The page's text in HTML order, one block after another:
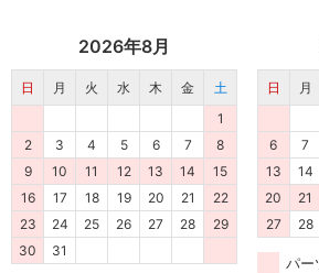
2026年8月
日 月 火 水 木 金
土
1
2
3 4 5 6 7
8
9
10 11 12 13 14
15
16
17 18 19 20 21
22
23
24 25 26 27 28
29
30
31
日 月
6
7
13
14
20
21
27
28
パー